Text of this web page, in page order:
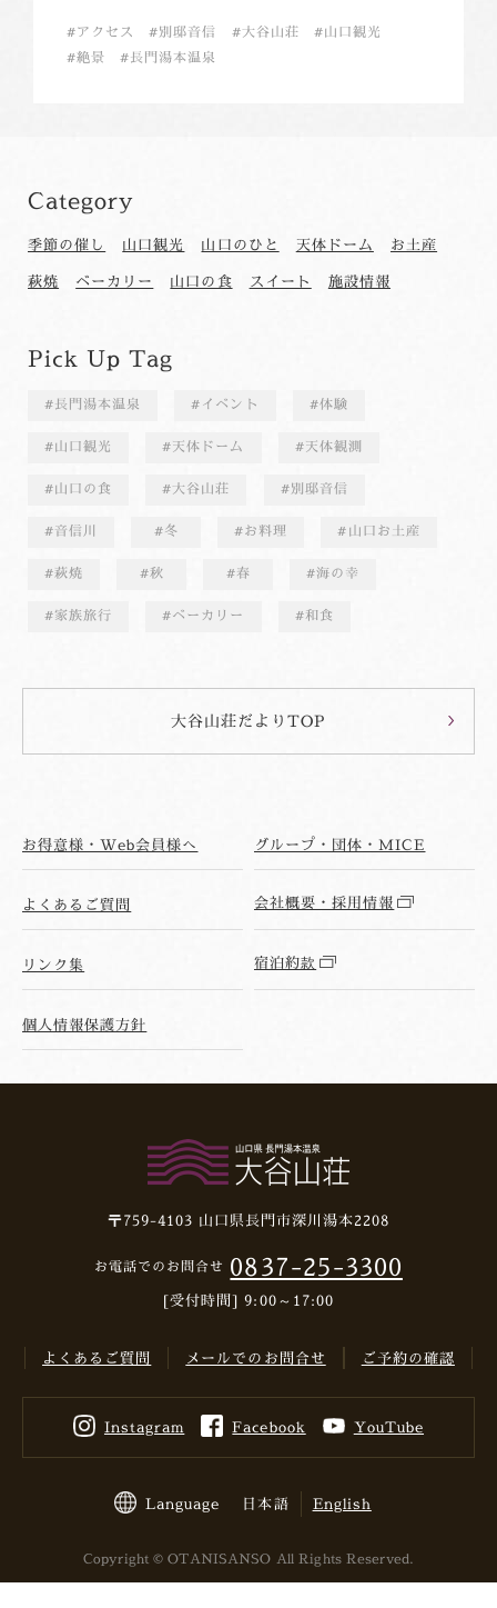
アクセス 別邸音信 大谷山荘
山口観光
絶景
長門湯本温泉
Category
季節の催し 山口観光 山口のひと 天体ドーム
お土産
萩焼
ベーカリー 山口の食 スイート 施設情報
Pick Up Tag
長門湯本温泉 イベント 体験
山口観光 天体ドーム 天体観測
山口の食 大谷山荘 別邸音信
音信川 冬 お料理 山口お土産
萩焼 秋 春 海の幸
家族旅行 ベーカリー 和食
大谷山荘だよりTOP
お得意様・Web会員様へ グループ・団体・MICE
よくあるご質問 会社概要・採用情報
リンク集 宿泊約款
個人情報保護方針
〒759-4103 山口県長門市深川湯本2208
お電話でのお問合せ 0837-25-3300
[受付時間] 9:00～17:00
よくあるご質問 メールでのお問合せ ご予約の確認
Instagram Facebook YouTube
Language English
日本語
Copyright © OTANISANSO All Rights Reserved.